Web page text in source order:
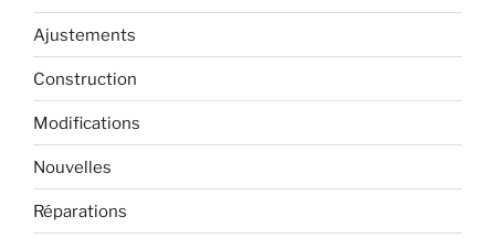
Ajustements
Construction
Modifications
Nouvelles
Réparations